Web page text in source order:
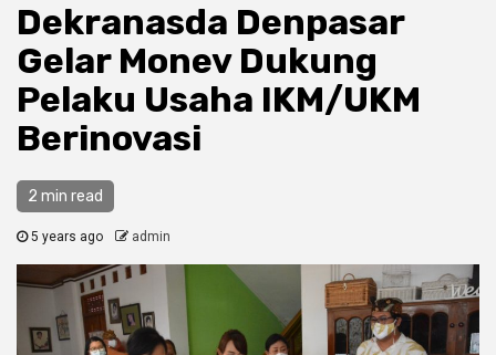
Dekranasda Denpasar
Gelar Monev Dukung
Pelaku Usaha IKM/UKM
Berinovasi
2 min read
5 years ago admin